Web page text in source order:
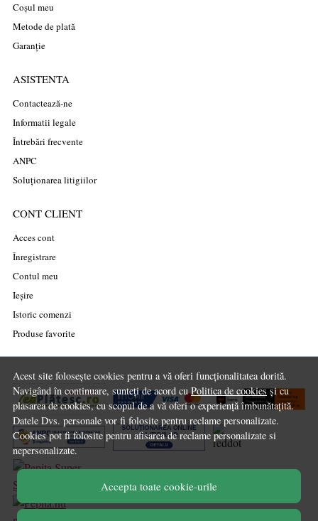
Acest site folosește cookies pentru a vă oferi funcționalitatea dorită.
Navigând în continuare, sunteți de acord cuPolitica de cookiesși cu
plasarea de cookies, cu scopul de a vă oferi o experiență îmbunătațită.
Datele Dvs. personale vor fi folosite pentru reclame personalizate.
Cookies pot fi folosite pentru afisarea de reclame personalizate si
nepersonalizate.
Accepta toate cookie-urile
Coșul meu
Metode de plată
Garanție
ASISTENTA
Contactează-ne
Informatii legale
Întrebări frecvente
ANPC
Soluționarea litigiilor
CONT CLIENT
Acces cont
Înregistrare
Contul meu
Ieșire
Istoric comenzi
Produse favorite